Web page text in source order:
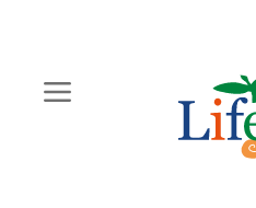
content